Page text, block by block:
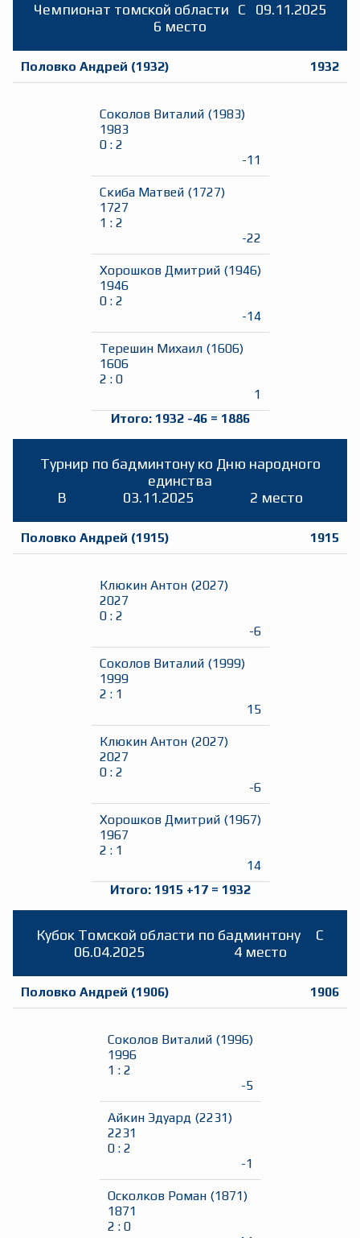
Чемпионат томской области C
09.11.2025
6 место
Половко Андрей (1932) 1932
Соколов Виталий (1983)
1983
0: 2
-11
Скиба Матвей (1727)
1727
1 : 2
-22
Хорошков Дмитрий (1946)
1946
0: 2
-14
Терешин Михаил (1606)
1606
2 : 0
1
Итого: 1932 -46= 1886
Турнир по бадминтону ко Дню народного
единства
B
03.11.2025 2 место
Половко Андрей (1915) 1915
Клюкин Антон (2027)
2027
0: 2
-6
Соколов Виталий (1999)
1999
2 : 1
15
Клюкин Антон (2027)
2027
0: 2
-6
Хорошков Дмитрий (1967)
1967
2 : 1
14
Итого: 1915 +17= 1932
Кубок Томской области по бадминтону
C
06.04.2025
4 место
Половко Андрей (1906) 1906
Соколов Виталий (1996)
1996
1 : 2
-5
Айкин Эдуард (2231)
2231
0: 2
-1
Осколков Роман (1871)
1871
2 : 0